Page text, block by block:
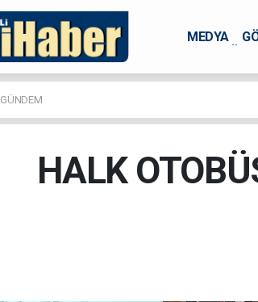
MEDYA
GÜNDEM
HALK